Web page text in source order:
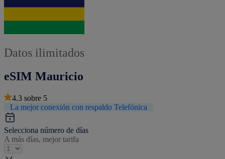
Datos ilimitados
eSIM Mauricio
4.3 sobre 5
La mejor conexión con respaldo Telefónica
Selecciona número de días
A más días, mejor tarifa